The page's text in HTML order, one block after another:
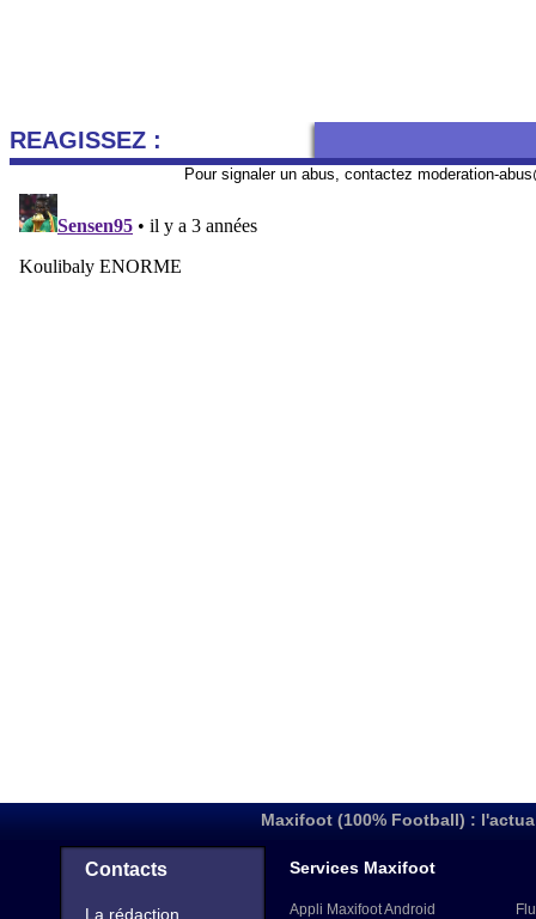
REAGISSEZ :
Pour signaler un abus, contactez moderation-
Maxifoot (100% Football) :
Contacts
La rédaction
Services Maxifoot
Appli Maxifoot Android